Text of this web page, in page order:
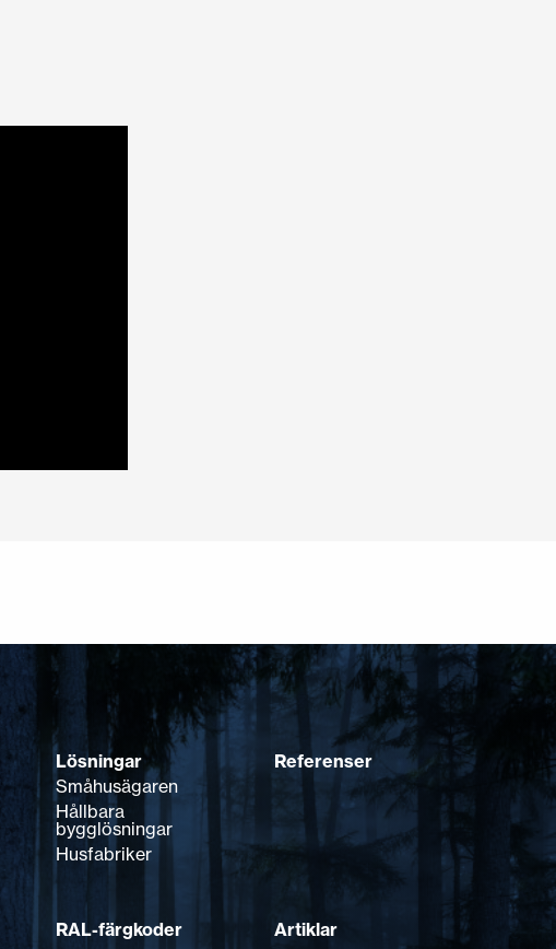
Lösningar
Småhusägaren
Hållbara
bygglösningar
Husfabriker
Referenser
RAL-färgkoder Artiklar